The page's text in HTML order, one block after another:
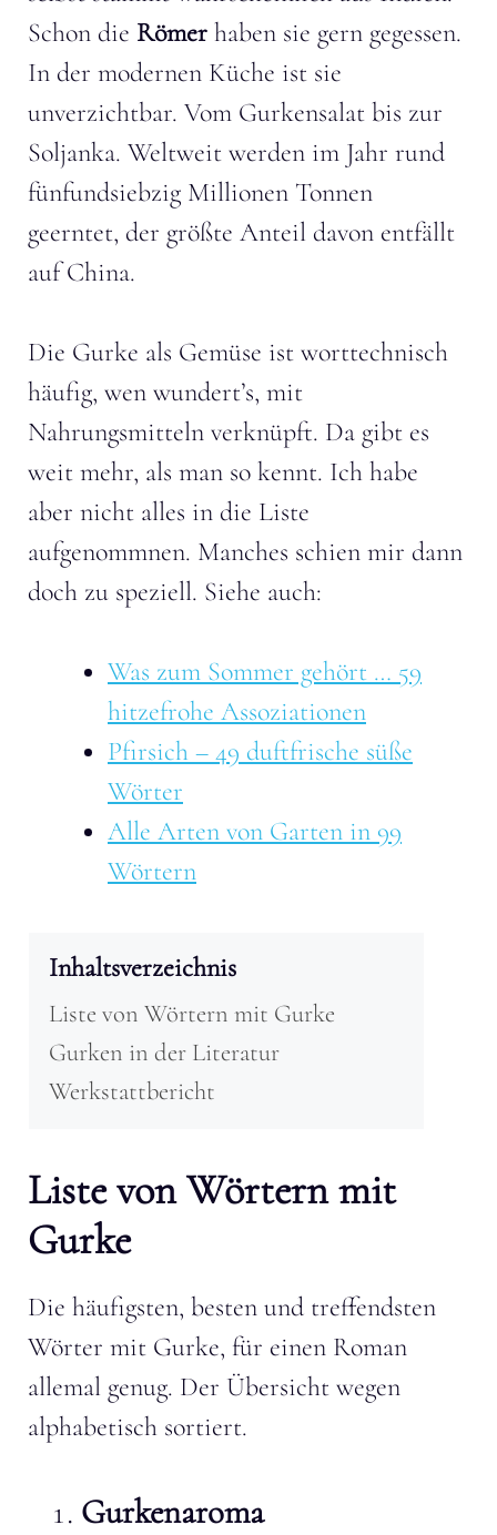
Schon die Römer haben sie gern gegessen.
In der modernen Küche ist sie
unverzichtbar. Vom Gurkensalat bis zur
Soljanka. Weltweit werden im Jahr rund
fünfundsiebzig Millionen Tonnen
geerntet, der größte Anteil davon entfällt
auf China.
Die Gurke als Gemüse ist worttechnisch
häufig, wen wundert’s, mit
Nahrungsmitteln verknüpft. Da gibt es
weit mehr, als man so kennt. Ich habe
aber nicht alles in die Liste
aufgenommnen. Manches schien mir dann
doch zu speziell. Siehe auch:
Was zum Sommer gehört … 59
hitzefrohe Assoziationen
Pfirsich – 49 duftfrische süße
Wörter
Alle Arten von Garten in 99
Wörtern
Inhaltsverzeichnis
Liste von Wörtern mit Gurke
Gurken in der Literatur
Werkstattbericht
Liste von Wörtern mit
Gurke
Die häufigsten, besten und treffendsten
Wörter mit Gurke, für einen Roman
allemal genug. Der Übersicht wegen
alphabetisch sortiert.
Gurkenaroma